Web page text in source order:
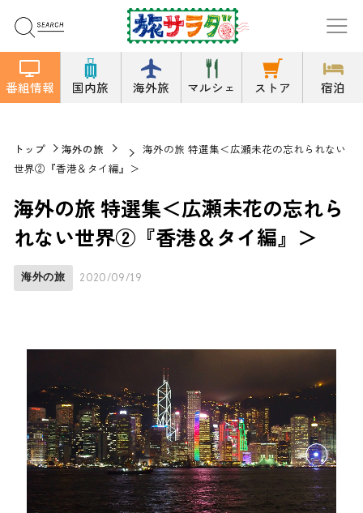
番組情報 国内旅 海外旅 マルシェ ストア 宿泊
トップ 海外の旅
海外の旅 特選集＜広瀬未花の忘れられない
世界②『香港＆タイ編』＞
海外の旅 特選集＜広瀬未花の忘れら
れない世界②『香港＆タイ編』＞
海外の旅 2020/09/19